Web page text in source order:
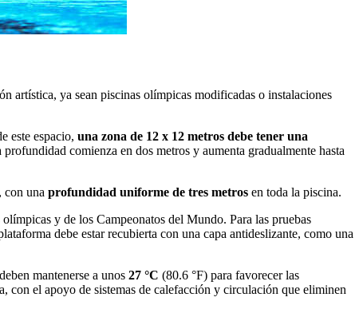
artística, ya sean piscinas olímpicas modificadas o instalaciones
este espacio, una zona de 12 x 12 metros debe tener una
comienza en dos metros y aumenta gradualmente hasta
, con una profundidad uniforme de tres metros en toda la piscina.
y de los Campeonatos del Mundo. Para las pruebas
debe estar recubierta con una capa antideslizante, como una
mantenerse a unos 27 °C (80.6 °F) para favorecer las
con el apoyo de sistemas de calefacción y circulación que eliminen